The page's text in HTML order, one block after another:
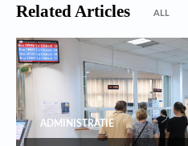
Related Articles ALL
ADMINISTRATIE